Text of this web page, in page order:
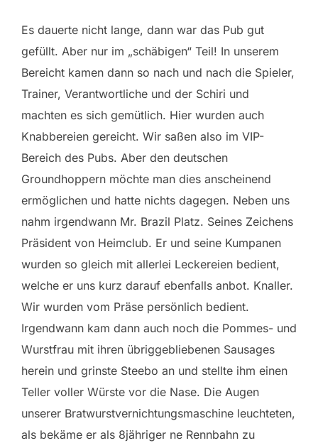
Es dauerte nicht lange, dann war das Pub gut
gefüllt. Aber nur im „schäbigen“ Teil! In unserem
Bereicht kamen dann so nach und nach die Spieler,
Trainer, Verantwortliche und der Schiri und
machten es sich gemütlich. Hier wurden auch
Knabbereien gereicht. Wir saßen also im VIP-
Bereich des Pubs. Aber den deutschen
Groundhoppern möchte man dies anscheinend
ermöglichen und hatte nichts dagegen. Neben uns
nahm irgendwann Mr. Brazil Platz. Seines Zeichens
Präsident von Heimclub. Er und seine Kumpanen
wurden so gleich mit allerlei Leckereien bedient,
welche er uns kurz darauf ebenfalls anbot. Knaller.
Wir wurden vom Präse persönlich bedient.
Irgendwann kam dann auch noch die Pommes- und
Wurstfrau mit ihren übriggebliebenen Sausages
herein und grinste Steebo an und stellte ihm einen
Teller voller Würste vor die Nase. Die Augen
unserer Bratwurstvernichtungsmaschine leuchteten,
als bekäme er als 8jähriger ne Rennbahn zu